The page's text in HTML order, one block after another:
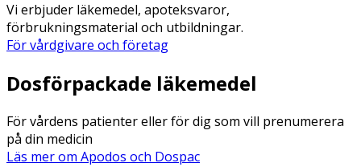
Vi erbjuder läkemedel, apoteksvaror,
förbrukningsmaterial och utbildningar.
För vårdgivare och företag
Dosförpackade läkemedel
För vårdens patienter eller för dig som vill prenumerera
på din medicin
Läs mer om Apodos och Dospac